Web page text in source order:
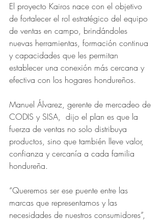
El proyecto Kairos nace con el objetivo
de fortalecer el rol estratégico del equipo
de ventas en campo, brindándoles
nuevas herramientas, formación continua
y capacidades que les permitan
establecer una conexión más cercana y
efectiva con los hogares hondureños.
Manuel Álvarez, gerente de mercadeo de
CODIS y SISA,  dijo el plan es que la
fuerza de ventas no solo distribuya
productos, sino que también lleve valor,
confianza y cercanía a cada familia
hondureña.
“Queremos ser ese puente entre las
marcas que representamos y las
necesidades de nuestros consumidores”,